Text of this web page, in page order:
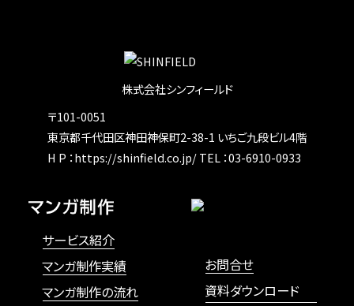
株式会社シンフィールド
〒101-0051
東京都千代田区神田神保町2-38-1 いちご九段ビル4階
H P ：https://shinfield.co.jp/TEL ：03-6910-0933
サービス紹介
マンガ制作実績
マンガ制作の流れ
お問合せ
資料ダウンロード